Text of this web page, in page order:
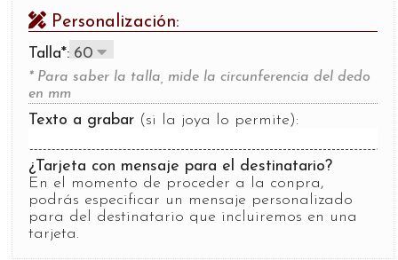
Personalización:
Talla*:
* Para saber la talla, mide la circunferencia del dedo
en mm
Texto a grabar (si la joya lo permite):
¿Tarjeta con mensaje para el destinatario?
En el momento de proceder a la conpra,
podrás especificar un mensaje personalizado
para del destinatario que incluiremos en una
tarjeta.